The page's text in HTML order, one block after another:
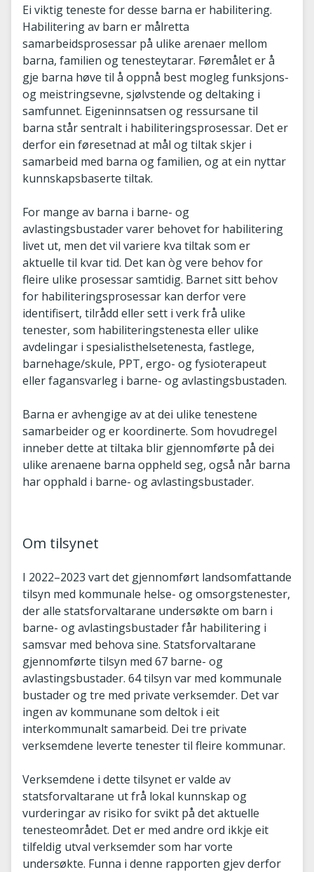
Ei viktig teneste for desse barna er habilitering.
Habilitering av barn er målretta
samarbeidsprosessar på ulike arenaer mellom
barna, familien og tenesteytarar. Føremålet er å
gje barna høve til å oppnå best mogleg funksjons-
og meistringsevne, sjølvstende og deltaking i
samfunnet. Eigeninnsatsen og ressursane til
barna står sentralt i habiliteringsprosessar. Det er
derfor ein føresetnad at mål og tiltak skjer i
samarbeid med barna og familien, og at ein nyttar
kunnskapsbaserte tiltak.
For mange av barna i barne- og
avlastingsbustader varer behovet for habilitering
livet ut, men det vil variere kva tiltak som er
aktuelle til kvar tid. Det kan òg vere behov for
fleire ulike prosessar samtidig. Barnet sitt behov
for habiliteringsprosessar kan derfor vere
identifisert, tilrådd eller sett i verk frå ulike
tenester, som habiliteringstenesta eller ulike
avdelingar i spesialisthelsetenesta, fastlege,
barnehage/skule, PPT, ergo- og fysioterapeut
eller fagansvarleg i barne- og avlastingsbustaden.
Barna er avhengige av at dei ulike tenestene
samarbeider og er koordinerte. Som hovudregel
inneber dette at tiltaka blir gjennomførte på dei
ulike arenaene barna oppheld seg, også når barna
har opphald i barne- og avlastingsbustader.
Om tilsynet
I 2022–2023 vart det gjennomført landsomfattande
tilsyn med kommunale helse- og omsorgstenester,
der alle statsforvaltarane undersøkte om barn i
barne- og avlastingsbustader får habilitering i
samsvar med behova sine. Statsforvaltarane
gjennomførte tilsyn med 67 barne- og
avlastingsbustader. 64 tilsyn var med kommunale
bustader og tre med private verksemder. Det var
ingen av kommunane som deltok i eit
interkommunalt samarbeid. Dei tre private
verksemdene leverte tenester til fleire kommunar.
Verksemdene i dette tilsynet er valde av
statsforvaltarane ut frå lokal kunnskap og
vurderingar av risiko for svikt på det aktuelle
tenesteområdet. Det er med andre ord ikkje eit
tilfeldig utval verksemder som har vorte
undersøkte. Funna i denne rapporten gjev derfor